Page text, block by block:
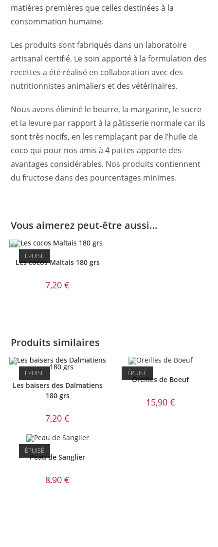
matières premières que celles destinées à la
consommation humaine.
Les produits sont fabriqués dans un laboratoire
artisanal certifié. Le soin apporté à la formulation des
recettes a été réalisé en collaboration avec des
nutritionnistes animaliers et des vétérinaires.
Nous avons éliminé le beurre, la margarine, le sucre
et la levure par rapport à la pâtisserie normale car ils
sont très nocifs, en les remplaçant par de l’huile de
coco qui pour nos amis à 4 pattes apporte des
avantages considérables. Nos produits contiennent
du fructose dans des pourcentages minimes.
Vous aimerez peut-être aussi…
ÉPUISÉ
Les cocos Maltais 180 grs
7,20€
Produits similaires
ÉPUISÉ
Les baisers des Dalmatiens
180 grs
7,20€
ÉPUISÉ
Oreilles de Boeuf
15,90 €
ÉPUISÉ
Peau de Sanglier
8,90€